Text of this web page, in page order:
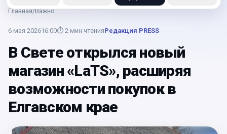
Главная/Важно
6 мая 202616:00⏱ 2 мин чтенияРедакция PRESS
В Свете открылся новый
магазин «LaTS», расширяя
возможности покупок в
Елгавском крае